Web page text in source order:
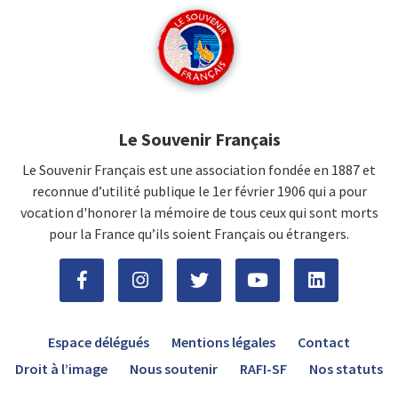
Le Souvenir Français
Le Souvenir Français est une association fondée en 1887 et
reconnue d’utilité publique le 1er février 1906 qui a pour
vocation d'honorer la mémoire de tous ceux qui sont morts
pour la France qu’ils soient Français ou étrangers.
Espace délégués Mentions légales
Contact
Droit à l’image
Nous soutenir RAFI-SF Nos statuts